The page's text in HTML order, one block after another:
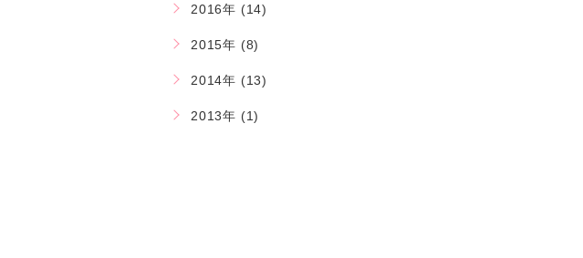
2016年 (14)
2015年 (8)
2014年 (13)
2013年 (1)